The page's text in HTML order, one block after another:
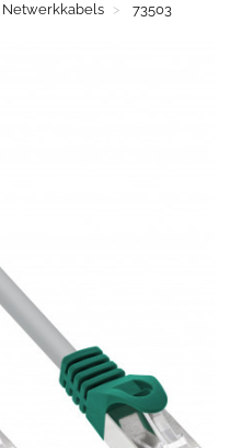
Netwerkkabels 73503